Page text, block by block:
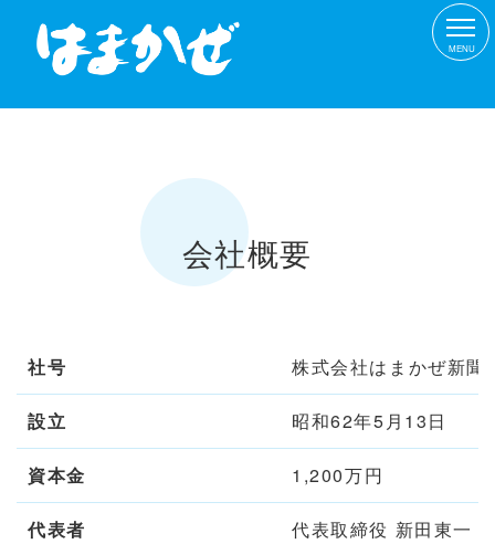
MENU
会社概要
社号 株式会社はまかぜ新聞
設立 昭和62年5月13日
資本金 1,200万円
代表者 代表取締役 新田東一